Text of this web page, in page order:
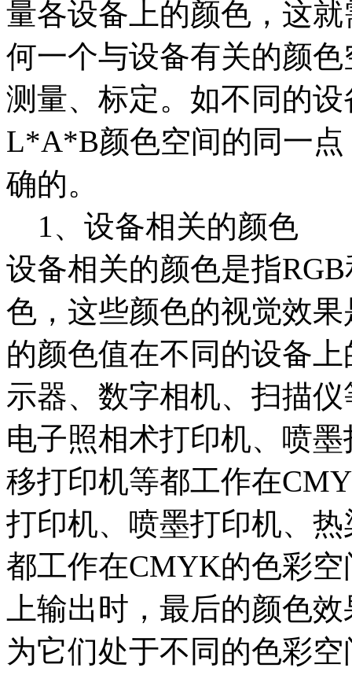
量各设备上的颜色，这
何一个与设备有关的颜
测量、标定。如不同的
L*A*B颜色空间的同一
确的。
1、设备相关的颜色
设备相关的颜色是指
色，这些颜色的视觉效
的颜色值在不同的设备
示器、数字相机、扫描
电子照相术打印机、喷
移打印机等都工作在
打印机、喷墨打印机、
都工作在CMYK的色彩
上输出时，最后的颜色
为它们处于不同的色彩